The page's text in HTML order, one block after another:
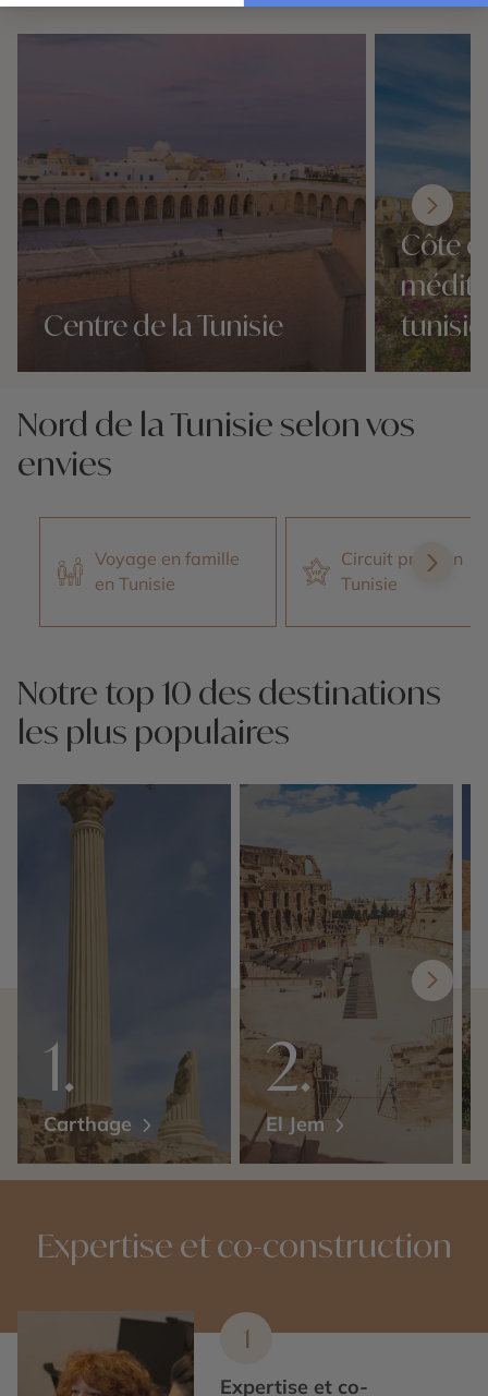
Centre de la Tunisie
Côte
Nord de la Tunisie selon vos
envies
Voyage en famille
en Tunisie
Circuit privé en
Tunisie
Notre top 10 des destinations
les plus populaires
Carthage El Jem
Expertise et co-construction
1
Expertise et co-